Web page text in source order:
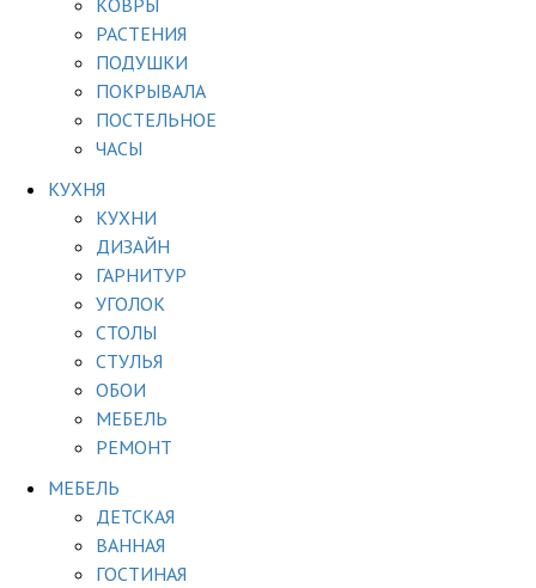
КОВРЫ
РАСТЕНИЯ
ПОДУШКИ
ПОКРЫВАЛА
ПОСТЕЛЬНОЕ
ЧАСЫ
КУХНЯ
КУХНИ
ДИЗАЙН
ГАРНИТУР
УГОЛОК
СТОЛЫ
СТУЛЬЯ
ОБОИ
МЕБЕЛЬ
РЕМОНТ
МЕБЕЛЬ
ДЕТСКАЯ
ВАННАЯ
ГОСТИНАЯ